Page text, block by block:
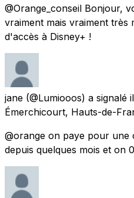
@Orange_conseil Bonjour,
vraiment mais vraiment très
d'accès à Disney+ !
jane (@Lumiooos) a signalé
Émerchicourt, Hauts-de-
@orange on paye pour une
depuis quelques mois et on